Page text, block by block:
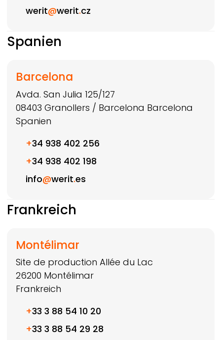
werit@werit.cz
Spanien
Barcelona
Avda. San Julia 125/127
08403 Granollers / Barcelona Barcelona
Spanien
+34 938 402 256
+34 938 402 198
info@werit.es
Frankreich
Montélimar
Site de production Allée du Lac
26200 Montélimar
Frankreich
+33 3 88 54 10 20
+33 3 88 54 29 28